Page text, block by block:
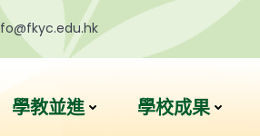
學教並進 學校成果